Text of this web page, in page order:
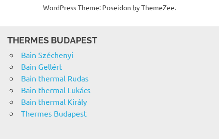
WordPress Theme: Poseidon by ThemeZee.
THERMES BUDAPEST
Bain Széchenyi
Bain Gellért
Bain thermal Rudas
Bain thermal Lukács
Bain thermal Király
Thermes Budapest